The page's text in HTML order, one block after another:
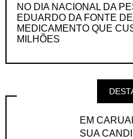
NO DIA NACIONAL DA
EDUARDO DA FONTE
MEDICAMENTO QUE
MILHÕES
EM
SUA